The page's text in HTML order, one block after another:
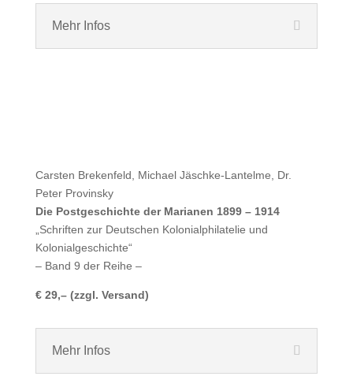
Mehr Infos
Carsten Brekenfeld, Michael Jäschke-Lantelme, Dr.
Peter Provinsky
Die Postgeschichte der Marianen 1899 – 1914
„Schriften zur Deutschen Kolonialphilatelie und
Kolonialgeschichte“
– Band 9 der Reihe –
€ 29,– (zzgl. Versand)
Mehr Infos